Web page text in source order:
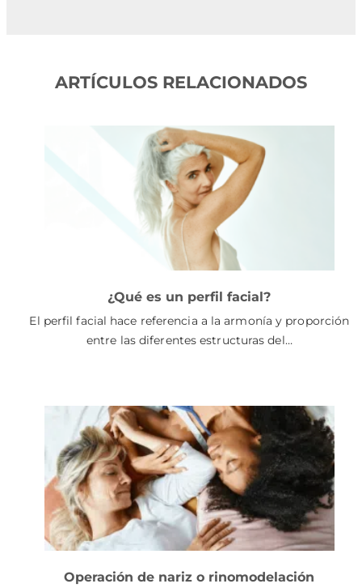
ARTÍCULOS RELACIONADOS
¿Qué es un perfil facial?
El perfil facial hace referencia a la armonía y proporción
entre las diferentes estructuras del…
Operación de nariz o rinomodelación